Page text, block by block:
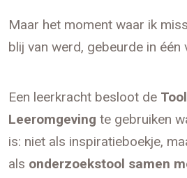
Maar het moment waar ik
blij van werd, gebeurde in één
Een leerkracht besloot de
Leeromgeving te gebruiken
is: niet als inspiratieboekje,
als onderzoekstool samen